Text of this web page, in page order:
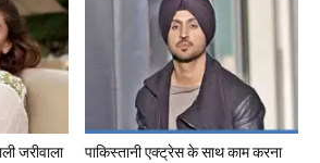
जरीवाला
पाकिस्तानी एक्ट्रेस के साथ काम करना